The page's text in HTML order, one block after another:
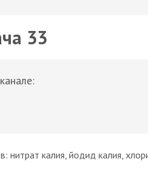
33
нитрат калия, йодид калия,